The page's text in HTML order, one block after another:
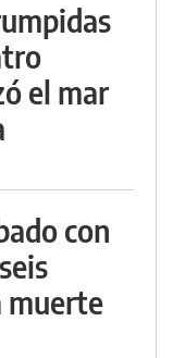
el mar
con
muerte